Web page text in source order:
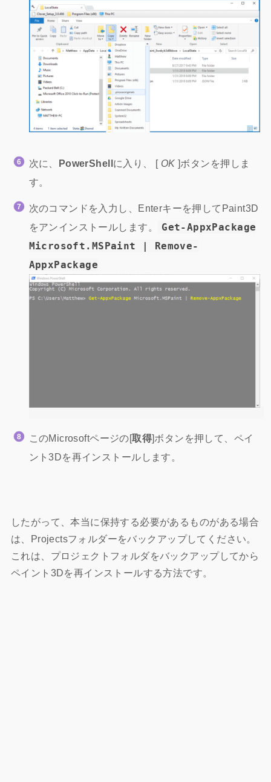
次に、 PowerShellに入り、 [ OK ]ボタンを押しま
す。
次のコマンドを入力し、Enterキーを押してPaint3D
をアンインストールします。
Get-AppxPackage
Microsoft.MSPaint | Remove-
AppxPackage
このMicrosoftページの[取得]ボタンを押して、ペイ
ント3Dを再インストールします。
したがって、本当に保持する必要があるものがある場合
は、Projectsフォルダーをバックアップしてください。
これは、プロジェクトフォルダをバックアップしてから
ペイント3Dを再インストールする方法です。